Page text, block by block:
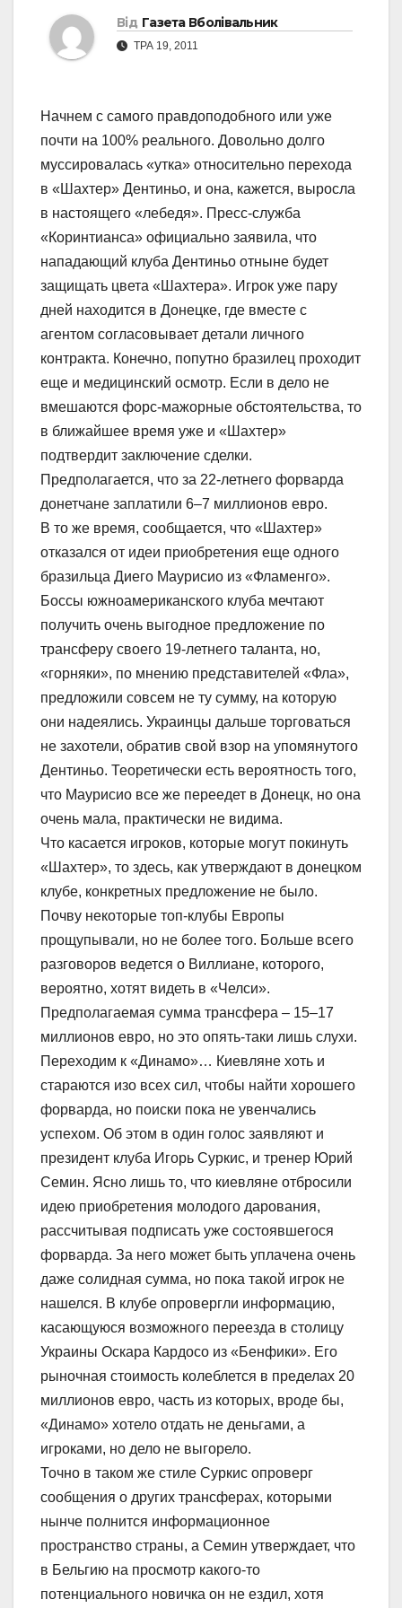
Від Газета Вболівальник
ТРА 19, 2011
Начнем с самого правдоподобного или уже
почти на 100% реального. Довольно долго
муссировалась «утка» относительно перехода
в «Шахтер» Дентиньо, и она, кажется, выросла
в настоящего «лебедя». Пресс-служба
«Коринтианса» официально заявила, что
нападающий клуба Дентиньо отныне будет
защищать цвета «Шахтера». Игрок уже пару
дней находится в Донецке, где вместе с
агентом согласовывает детали личного
контракта. Конечно, попутно бразилец проходит
еще и медицинский осмотр. Если в дело не
вмешаются форс-мажорные обстоятельства, то
в ближайшее время уже и «Шахтер»
подтвердит заключение сделки.
Предполагается, что за 22-летнего форварда
донетчане заплатили 6–7 миллионов евро.
В то же время, сообщается, что «Шахтер»
отказался от идеи приобретения еще одного
бразильца Диего Маурисио из «Фламенго».
Боссы южноамериканского клуба мечтают
получить очень выгодное предложение по
трансферу своего 19-летнего таланта, но,
«горняки», по мнению представителей «Фла»,
предложили совсем не ту сумму, на которую
они надеялись. Украинцы дальше торговаться
не захотели, обратив свой взор на упомянутого
Дентиньо. Теоретически есть вероятность того,
что Маурисио все же переедет в Донецк, но она
очень мала, практически не видима.
Что касается игроков, которые могут покинуть
«Шахтер», то здесь, как утверждают в донецком
клубе, конкретных предложение не было.
Почву некоторые топ-клубы Европы
прощупывали, но не более того. Больше всего
разговоров ведется о Виллиане, которого,
вероятно, хотят видеть в «Челси».
Предполагаемая сумма трансфера – 15–17
миллионов евро, но это опять-таки лишь слухи.
Переходим к «Динамо»… Киевляне хоть и
стараются изо всех сил, чтобы найти хорошего
форварда, но поиски пока не увенчались
успехом. Об этом в один голос заявляют и
президент клуба Игорь Суркис, и тренер Юрий
Семин. Ясно лишь то, что киевляне отбросили
идею приобретения молодого дарования,
рассчитывая подписать уже состоявшегося
форварда. За него может быть уплачена очень
даже солидная сумма, но пока такой игрок не
нашелся. В клубе опровергли информацию,
касающуюся возможного переезда в столицу
Украины Оскара Кардосо из «Бенфики». Его
рыночная стоимость колеблется в пределах 20
миллионов евро, часть из которых, вроде бы,
«Динамо» хотело отдать не деньгами, а
игроками, но дело не выгорело.
Точно в таком же стиле Суркис опроверг
сообщения о других трансферах, которыми
нынче полнится информационное
пространство страны, а Семин утверждает, что
в Бельгию на просмотр какого-то
потенциального новичка он не ездил, хотя